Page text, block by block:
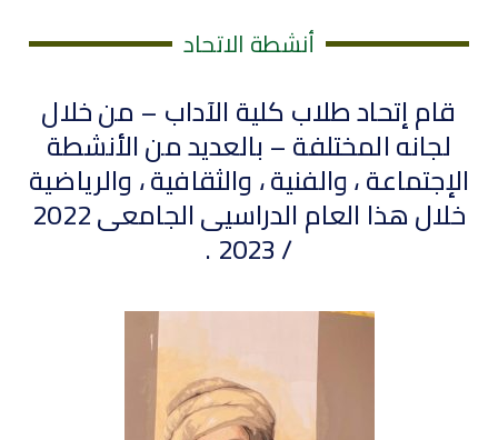
أنشطة الاتحاد
قام إتحاد طلاب كلية الآداب – من خلال
لجانه المختلفة – بالعديد من الأنشطة
الإجتماعة ، والفنية ، والثقافية ، والرياضية
خلال هذا العام الدراسيى الجامعى 2022
/ 2023 .